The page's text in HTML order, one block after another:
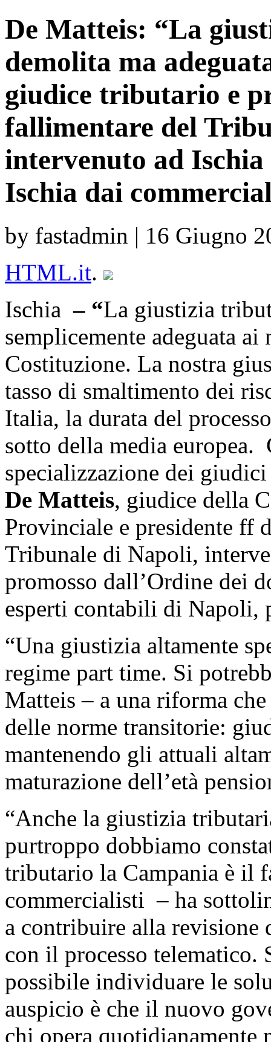
De Matteis: “La
demolita ma
giudice tributario e
fallimentare del
intervenuto ad
Ischia dai
by fastadmin | 16 Giugno
HTML.it.
Ischia– “La giustizia
semplicemente adeguata
Costituzione. La nostra
tasso di smaltimento dei
Italia, la durata del
sotto della media europea.
specializzazione dei
De Matteis, giudice della
Provinciale e presidente ff
Tribunale di Napoli,
promosso dall’Ordine dei
esperti contabili di Napoli,
“Una giustizia altamente
regime part time. Si
Matteis – a una riforma
delle norme transitorie:
mantenendo gli attuali
maturazione dell’età
“Anche la giustizia
purtroppo dobbiamo
tributario la Campania è il
commercialisti – ha
a contribuire alla revisione
con il processo
possibile individuare le
auspicio è che il nuovo
chi opera quotidianamente